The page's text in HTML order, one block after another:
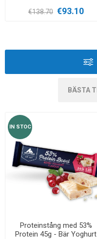
€138.70 €93.10
IN STOC
Proteinstång med 53%
Protein 45g - Bär Yoghurt